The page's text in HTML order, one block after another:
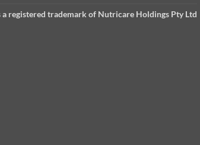
a registered trademark of Nutricare Holdings Pty Ltd